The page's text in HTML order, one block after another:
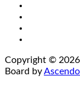
Copyright © 2026
Board by